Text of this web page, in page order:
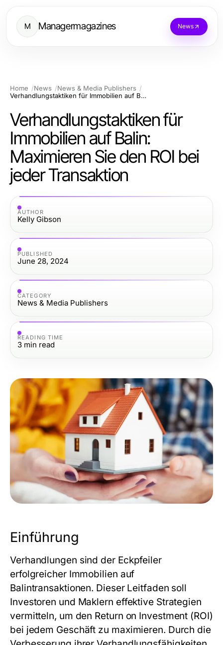
M Managermagazines News
Home News
News & Media Publishers
Verhandlungstaktiken für Immobilien auf Balin: Maximieren Sie den ROI bei jeder Transaktion
Verhandlungstaktiken für
Immobilien auf Balin:
Maximieren Sie den ROI bei
jeder Transaktion
AUTHOR
Kelly Gibson
PUBLISHED
June 28, 2024
CATEGORY
News & Media Publishers
READING TIME
3 min read
Einführung
Verhandlungen sind der Eckpfeiler
erfolgreicher Immobilien auf
Balintransaktionen. Dieser Leitfaden soll
Investoren und Maklern effektive Strategien
vermitteln, um den Return on Investment (ROI)
bei jedem Geschäft zu maximieren. Durch die